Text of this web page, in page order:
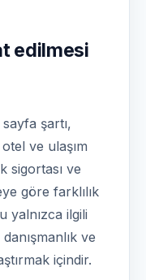
edilmesi
şartı,
ve ulaşım
sigortası ve
göre farklılık
yalnızca ilgili
ve
içindir.